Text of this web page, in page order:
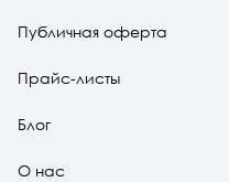
Публичная оферта
Прайс-листы
Блог
О нас